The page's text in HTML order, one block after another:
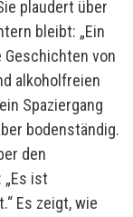
plaudert über
bleibt: „Ein
Geschichten von
alkoholfreien
Spaziergang
bodenständig.
den
ist
Es zeigt, wie